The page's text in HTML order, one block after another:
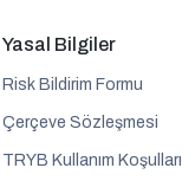
Yasal Bilgiler
Risk Bildirim Formu
Çerçeve Sözleşmesi
TRYB Kullanım Koşulları